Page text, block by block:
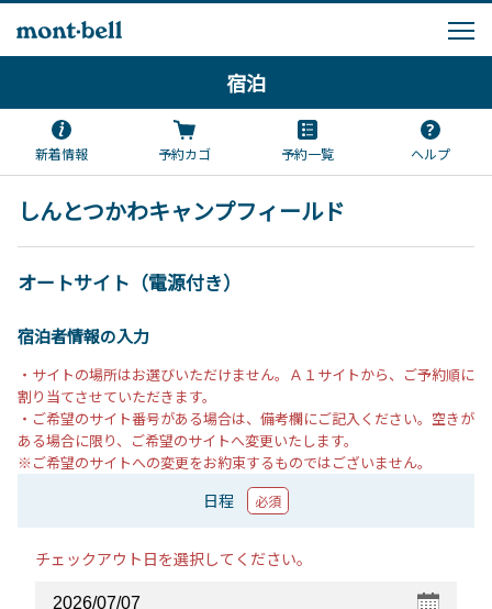
宿泊
新着情報 予約カゴ 予約一覧 ヘルプ
しんとつかわキャンプフィールド
オートサイト（電源付き）
宿泊者情報の入力
・サイトの場所はお選びいただけません。Ａ１サイトから、ご予約順に
割り当てさせていただきます。
・ご希望のサイト番号がある場合は、備考欄にご記入ください。空きが
ある場合に限り、ご希望のサイトへ変更いたします。
※ご希望のサイトへの変更をお約束するものではございません。
日程 必須
チェックアウト日を選択してください。